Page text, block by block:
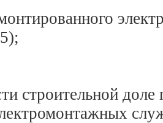
строительной